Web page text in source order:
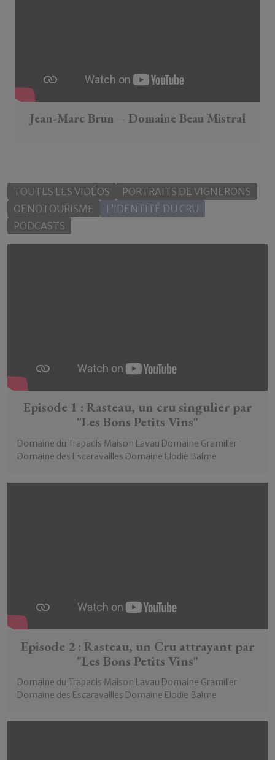
TOUTES LES VIDÉOS
PORTRAITS DE VIGNERONS
OENOTOURISME
L’IDENTITÉ DU CRU
PODCASTS
Episode 1 : Rasteau, un cru singulier par
"Les Bons Petits Vins"
Domaine du Trapadis Maison Lavau Domaine Gramiller
Domaine des Escaravailles Domaine Elodie Balme
Episode 2 : Rasteau, un Cru attrayant par
"Les Bons Petits Vins"
Domaine du Trapadis Maison Lavau Domaine Gramiller
Domaine des Escaravailles Domaine Elodie Balme
Jean-Marc Brun – Domaine Beau Mistral